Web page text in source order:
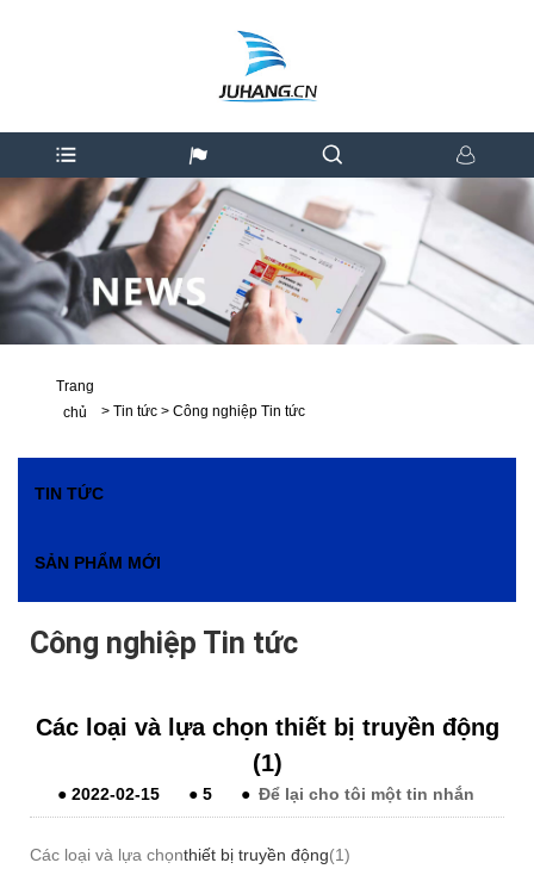
Trang
chủ
> Tin tức > Công nghiệp Tin tức
TIN TỨC
SẢN PHẨM MỚI
Công nghiệp Tin tức
Các loại và lựa chọn thiết bị truyền động
(1)
● 2022-02-15 ● 5 ● Để lại cho tôi một tin nhắn
Các loại và lựa chọnthiết bị truyền động(1)